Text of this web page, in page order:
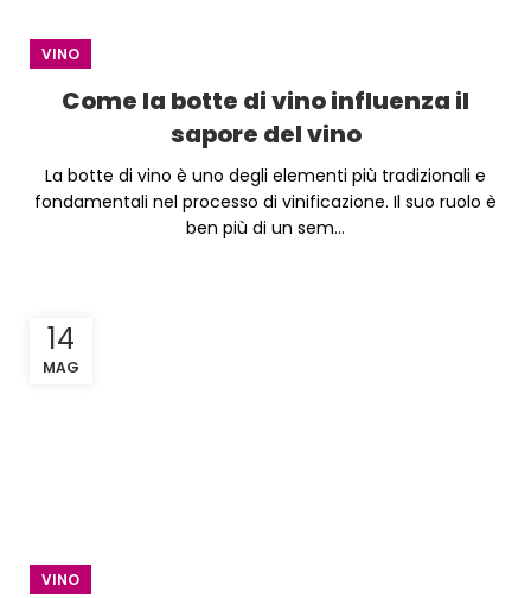
VINO
Come la botte di vino influenza il
sapore del vino
La botte di vino è uno degli elementi più tradizionali e
fondamentali nel processo di vinificazione. Il suo ruolo è
ben più di un sem...
14
MAG
VINO